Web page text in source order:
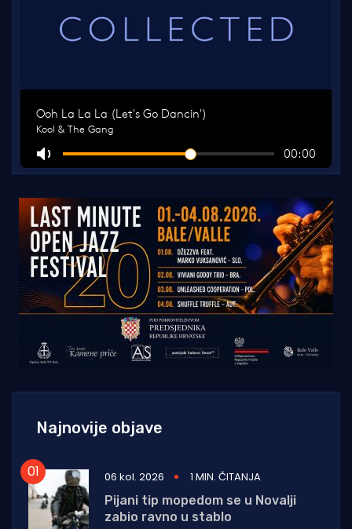
Najnovije objave
06 kol. 2026
1 MIN. ČITANJA
Pijani tip mopedom se u Novalji
zabio ravno u stablo